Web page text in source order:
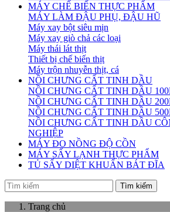
MÁY CHẾ BIẾN THỰC PHẨM
MÁY LÀM ĐẬU PHỤ, ĐẬU HŨ
Máy xay bột siêu mịn
Máy xay giò chả các loại
Máy thái lát thịt
Thiết bị chế biến thịt
Máy trộn nhuyễn thịt, cá
NỒI CHƯNG CẤT TINH DẦU
NỒI CHƯNG CẤT TINH DẦU
NỒI CHƯNG CẤT TINH DẦU
NỒI CHƯNG CẤT TINH DẦU
NỒI CHƯNG CẤT TINH DẦU
NGHIỆP
MÁY ĐO NỒNG ĐỘ CỒN
MÁY SẤY LẠNH THỰC PHẨM
TỦ SẤY DIỆT KHUẨN BÁT ĐĨA
Tìm kiếm
Trang chủ